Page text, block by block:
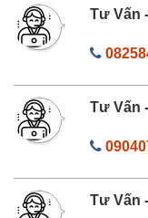
Tư Vấn
Tư Vấn
Tư Vấn